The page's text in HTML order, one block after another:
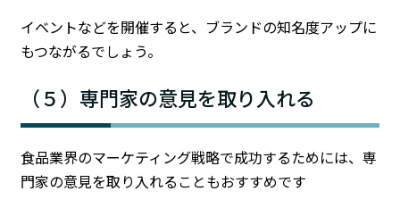
イベントなどを開催すると、ブランドの知名度アップに
もつながるでしょう。
（５）専門家の意見を取り入れる
食品業界のマーケティング戦略で成功するためには、専
門家の意見を取り入れることもおすすめです